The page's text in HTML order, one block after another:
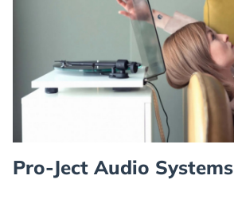
Pro-Ject Audio Systems